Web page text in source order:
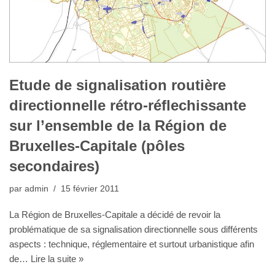
Etude de signalisation routière
directionnelle rétro-réflechissante
sur l’ensemble de la Région de
Bruxelles-Capitale (pôles
secondaires)
par admin 15 février 2011
La Région de Bruxelles-Capitale a décidé de revoir la
problématique de sa signalisation directionnelle sous différents
aspects : technique, réglementaire et surtout urbanistique afin
de… Lire la suite »